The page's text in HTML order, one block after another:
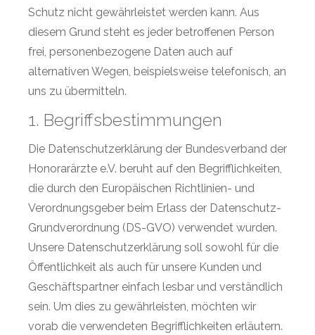
Schutz nicht gewährleistet werden kann. Aus
diesem Grund steht es jeder betroffenen Person
frei, personenbezogene Daten auch auf
alternativen Wegen, beispielsweise telefonisch, an
uns zu übermitteln.
1. Begriffsbestimmungen
Die Datenschutzerklärung der Bundesverband der
Honorarärzte e.V. beruht auf den Begrifflichkeiten,
die durch den Europäischen Richtlinien- und
Verordnungsgeber beim Erlass der Datenschutz-
Grundverordnung (DS-GVO) verwendet wurden.
Unsere Datenschutzerklärung soll sowohl für die
Öffentlichkeit als auch für unsere Kunden und
Geschäftspartner einfach lesbar und verständlich
sein. Um dies zu gewährleisten, möchten wir
vorab die verwendeten Begrifflichkeiten erläutern.